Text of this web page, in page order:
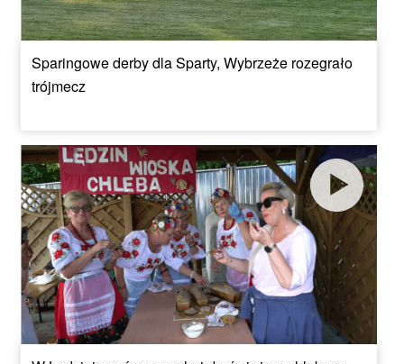
Sparingowe derby dla Sparty, Wybrzeże rozegrało
trójmecz